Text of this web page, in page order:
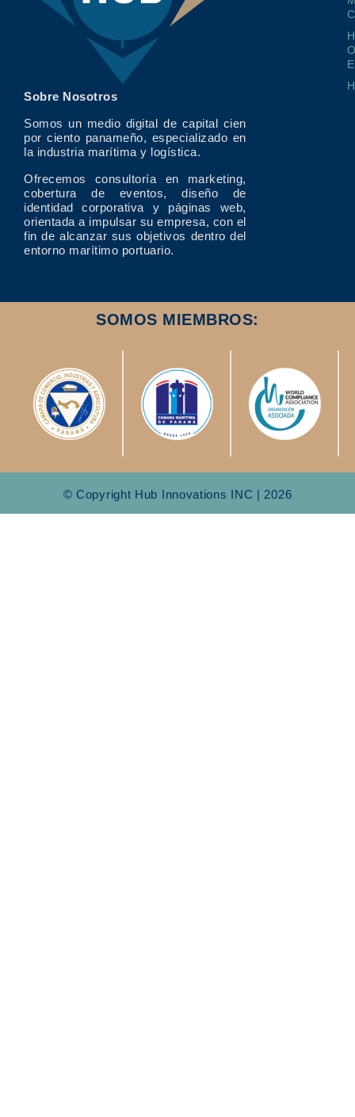
Sobre Nosotros
Somos un medio digital de capital cien
por ciento panameño, especializado en
la industria marítima y logística.
Ofrecemos consultoría en marketing,
cobertura de eventos, diseño de
identidad corporativa y páginas web,
orientada a impulsar su empresa, con el
fin de alcanzar sus objetivos dentro del
entorno marítimo portuario.
SOMOS MIEMBROS:
© Copyright Hub Innovations INC | 2026